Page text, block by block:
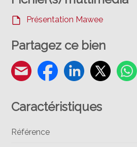
Présentation Mawee
Partagez ce bien
Caractéristiques
Référence